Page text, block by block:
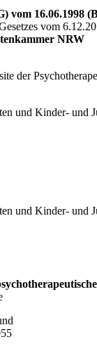
vom 16.06.1998
vom
NRW
der
und Kinder- und
und Kinder- und